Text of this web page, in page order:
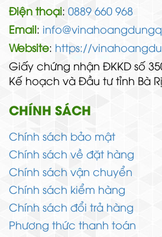
Điện thoại: 0889 660 968
Email:
Website: https://
Giấy chứng nhận ĐKKD số
Kế hoạch và Đầu tư tỉnh Bà
CHÍNH SÁCH
Chính sách bảo mật
Chính sách về đặt hàng
Chính sách vận chuyển
Chính sách kiểm hàng
Chính sách đổi trả hàng
Phương thức thanh toán